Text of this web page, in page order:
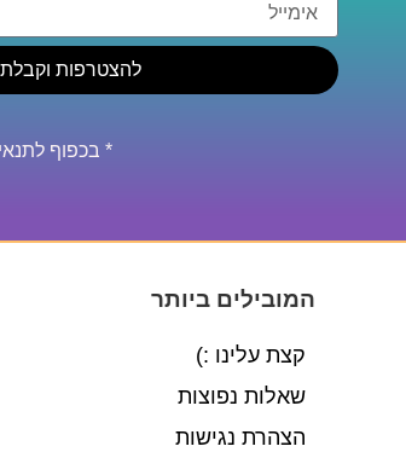
להצטרפות
* בכפוף
המובילים ביותר
קצת עלינו :)
שאלות נפוצות
הצהרת נגישות